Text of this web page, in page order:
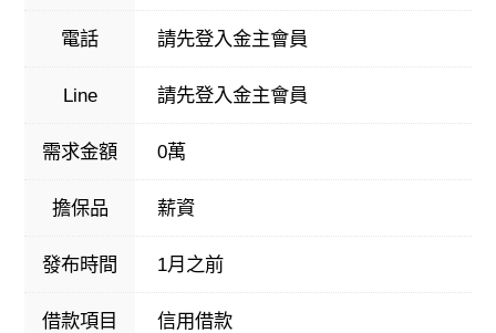
電話 請先登入金主會員
Line 請先登入金主會員
需求金額 0萬
擔保品 薪資
發布時間 1月之前
借款項目 信用借款